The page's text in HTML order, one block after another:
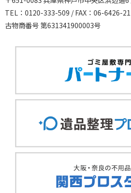
TEL：0120-333-509 / FAX：06-6426-
古物商番号 第631341900003号